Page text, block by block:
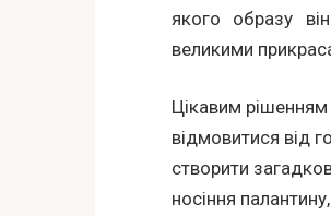
якого образу
великими
Цікавим рішенням
відмовитися від
створити
носіння